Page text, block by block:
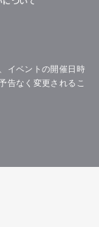
イベントの開催日時
告なく変更されるこ